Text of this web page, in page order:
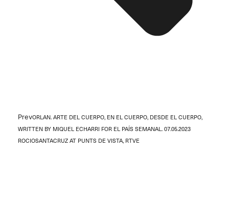
PrevORLAN. ARTE DEL CUERPO, EN EL CUERPO, DESDE EL CUERPO,
WRITTEN BY MIQUEL ECHARRI FOR EL PAÍS SEMANAL. 07.05.2023
ROCIOSANTACRUZ AT PUNTS DE VISTA, RTVE